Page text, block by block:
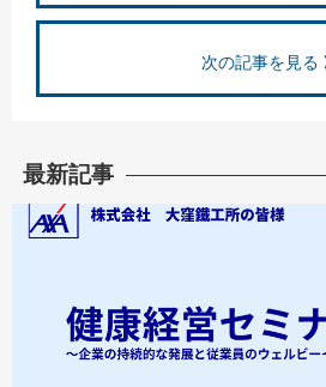
次の記事を見る
最新記事